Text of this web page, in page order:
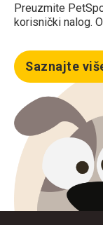
Preuzmite
korisnički nalog.
Saznajte